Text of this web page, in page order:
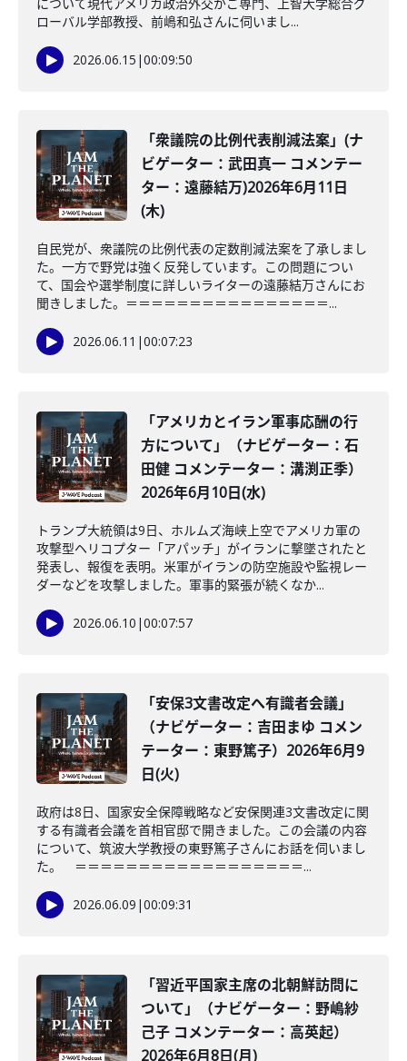
ローバル学部教授、前嶋和弘さんに伺いまし...
2026.06.15 |00:09:50
「衆議院の比例代表削減法案」(ナ
ビゲーター：武田真一 コメンテー
ター：遠藤結万)2026年6月11日
(木)
自民党が、衆議院の比例代表の定数削減法案を了承しまし
た。一方で野党は強く反発しています。この問題につい
て、国会や選挙制度に詳しいライターの遠藤結万さんにお
聞きしました。＝＝＝＝＝＝＝＝＝＝＝＝＝＝＝＝...
2026.06.11 |00:07:23
「アメリカとイラン軍事応酬の行
方について」（ナビゲーター：石
田健 コメンテーター：溝渕正季）
2026年6月10日(水)
トランプ大統領は9日、ホルムズ海峡上空でアメリカ軍の
攻撃型ヘリコプター「アパッチ」がイランに撃墜されたと
発表し、報復を表明。米軍がイランの防空施設や監視レー
ダーなどを攻撃しました。軍事的緊張が続くなか...
2026.06.10 |00:07:57
「安保3文書改定へ有識者会議」
（ナビゲーター：吉田まゆ コメン
テーター：東野篤子）2026年6月9
日(火)
政府は8日、国家安全保障戦略など安保関連3文書改定に関
する有識者会議を首相官邸で開きました。この会議の内容
について、筑波大学教授の東野篤子さんにお話を伺いまし
た。 ＝＝＝＝＝＝＝＝＝＝＝＝＝＝＝＝＝＝...
2026.06.09 |00:09:31
「習近平国家主席の北朝鮮訪問に
ついて」（ナビゲーター：野嶋紗
己子 コメンテーター：高英起）
2026年6月8日(月)